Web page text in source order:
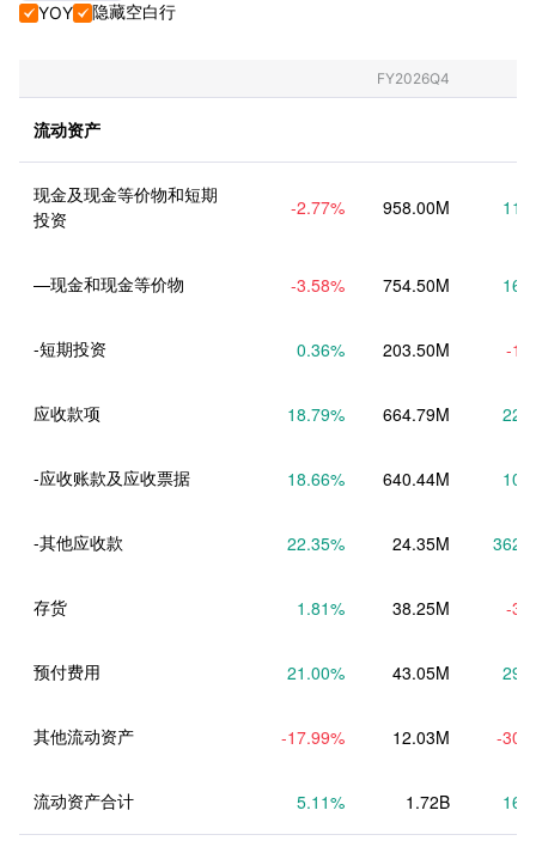
YOY隐藏空白行
FY2026Q4
流动资产
现金及现金等价物和短期
投资
-2.77% 958.00M
—现金和现金等价物 -3.58% 754.50M
-短期投资 0.36% 203.50M -
应收款项 18.79% 664.79M
-应收账款及应收票据 18.66% 640.44M
-其他应收款 22.35% 24.35M
存货 1.81% 38.25M -
预付费用 21.00% 43.05M
其他流动资产 -17.99% 12.03M -
流动资产合计 5.11% 1.72B